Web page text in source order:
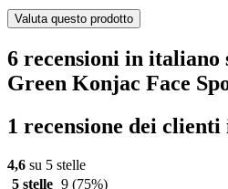
Valuta questo prodotto
6 recensioni in
Green Konjac Face
1 recensione dei
4,6 su 5 stelle
5 stelle 9 (75%)